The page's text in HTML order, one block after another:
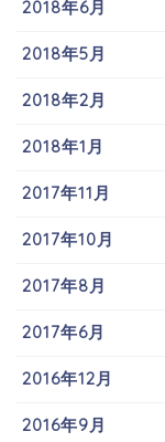
2018年6月
2018年5月
2018年2月
2018年1月
2017年11月
2017年10月
2017年8月
2017年6月
2016年12月
2016年9月